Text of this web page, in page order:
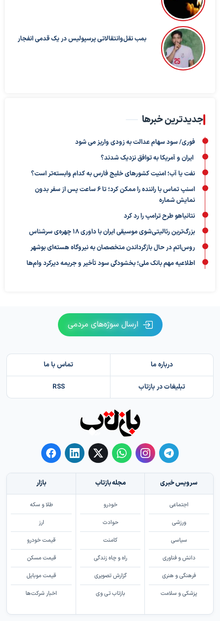
بمب نقل‌وانتقالاتی پرسپولیس در یک قدمی انفجار
جدیدترین خبرها
فوری/ سود سهام عدالت به زودی واریز می شود
ایران و آمریکا به توافق نزدیک شدند؟
نفت یا آب؛ امنیت کشورهای خلیج فارس به کدام وابسته‌تر است؟
اسنپ تماس با راننده را ممکن کرد؛ تا ۶ ساعت پس از سفر بدون
نمایش شماره
نتانیاهو طرح ترامپ را رد کرد
بزرگ‌ترین رئالیتی‌شوی موسیقی ایران با داوری ۱۸ چهره‌ی سرشناس
روس‌اتم در حال بازگرداندن متخصصان به نیروگاه هسته‌ای بوشهر
اطلاعیه مهم بانک ملی؛ بخشودگی سود تأخیر و جریمه دیرکرد وام‌ها
ارسال سوژه‌های مردمی
درباره ما تماس با ما
تبلیغات در بازتاب RSS
سرویس خبری
اجتماعی
ورزشی
سیاسی
دانش و فناوری
فرهنگی و هنری
پزشکی و سلامت
مجله بازتاب
خودرو
حوادث
کامنت
راه و چاه زندگی
گزارش تصویری
بازتاب تی وی
بازار
طلا و سکه
ارز
قیمت خودرو
قیمت مسکن
قیمت موبایل
اخبار شرکت‌ها